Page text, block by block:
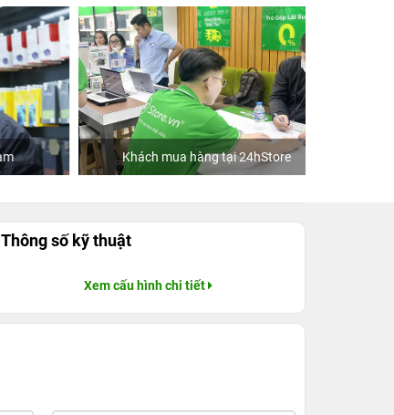
Khách mua hàng tại 24hStore
Thông số kỹ thuật
Xem cấu hình chi tiết